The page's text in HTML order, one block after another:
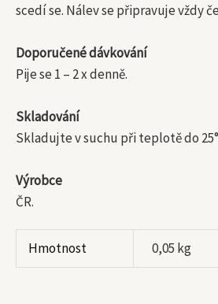
scedí se. Nálev se připravuje vždy
Doporučené dávkování
Pije se 1 – 2 x denně.
Skladování
Skladujte v suchu při teplotě do
Výrobce
ČR.
Hmotnost 0,05 kg